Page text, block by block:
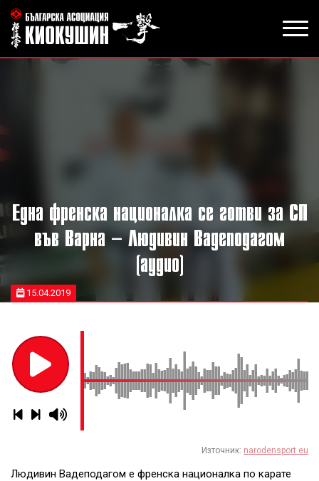
Една френска националка се готви за СП
във Варна – Людивин Вадеподагом
(аудио)
15.04.2019
Източник: narodensport.eu
Людивин Вадеподагом е френска националка по карате